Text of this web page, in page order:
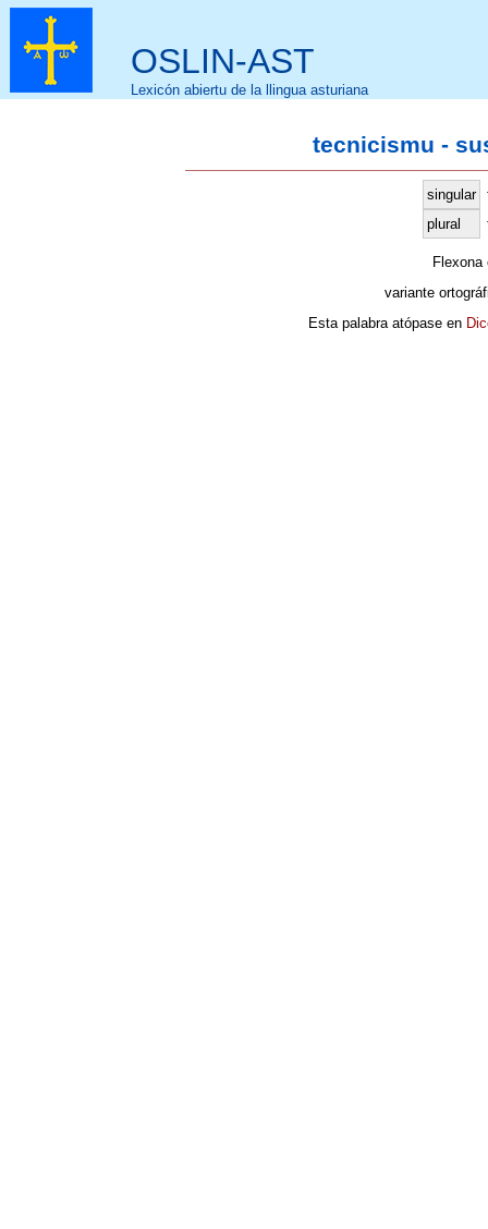
OSLIN-AST
Lexicón abiertu de la llingua asturiana
tecnicismu -
singular
plural
variante
Esta palabra atópase en